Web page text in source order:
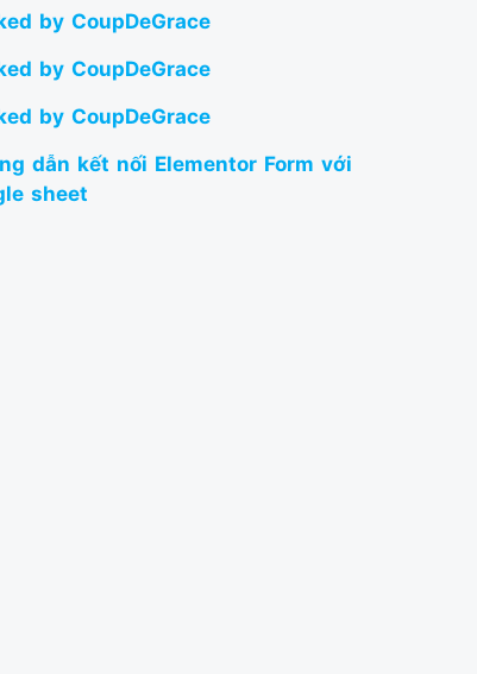
by CoupDeGrace
by CoupDeGrace
by CoupDeGrace
dẫn kết nối Elementor Form với
sheet